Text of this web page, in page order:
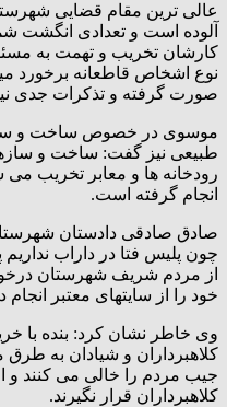
عالی ترین مقام قضایی
آلوده است و تعدادی انگشت
کارشان تخریب و تهمت به
نوع اشخاص قاطعانه برخورد
صورت گرفته و تذکرات جدی
موسوی در خصوص ساخت و ساز
طبیعی نیز گفت: ساخت و
رودخانه ها و معابر تخریب می
انجام گرفته است.
صادق صادقی دادستان
چون پلیس فتا در داراب
از مردم شریف شهرستان
خود را از سایتهای معتبر انجام
وی خاطر نشان کرد: بنده با
کلاهبرداران و شیادان به
جیب مردم را خالی می کنند و
کلاهبرداران قرار نگیرند.